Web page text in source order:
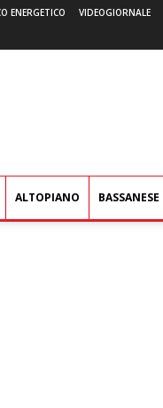
ENERGETICO VIDEOGIORNALE
ALTOPIANO BASSANESE